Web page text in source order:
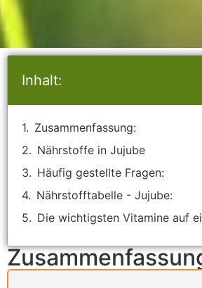
Inhalt:
Zusammenfassung:
Nährstoffe in Jujube
Häufig gestellte Fragen:
Nährstofftabelle - Jujube:
Die wichtigsten Vitamine auf